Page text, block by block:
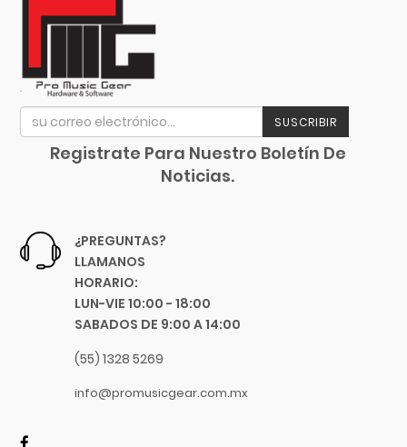
SUSCRIBIR
Registrate Para Nuestro Boletín De
Noticias.
¿PREGUNTAS?
LLAMANOS
HORARIO:
LUN-VIE 10:00 - 18:00
SABADOS DE 9:00 A 14:00
(55) 1328 5269
info@promusicgear.com.mx